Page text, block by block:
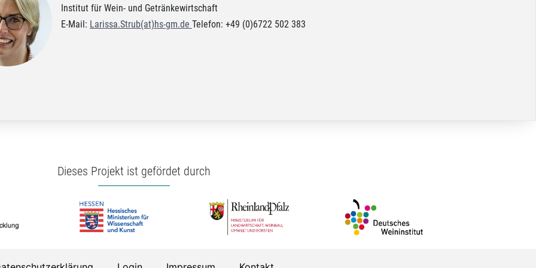
Institut für Wein- und Getränkewirtschaft
E-Mail: Larissa.Strub(at)hs-gm.de Telefon: +49 (0)6722 502 383
Dieses Projekt ist gefördet durch